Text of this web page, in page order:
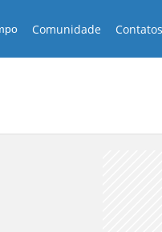
Comunidade Contatos